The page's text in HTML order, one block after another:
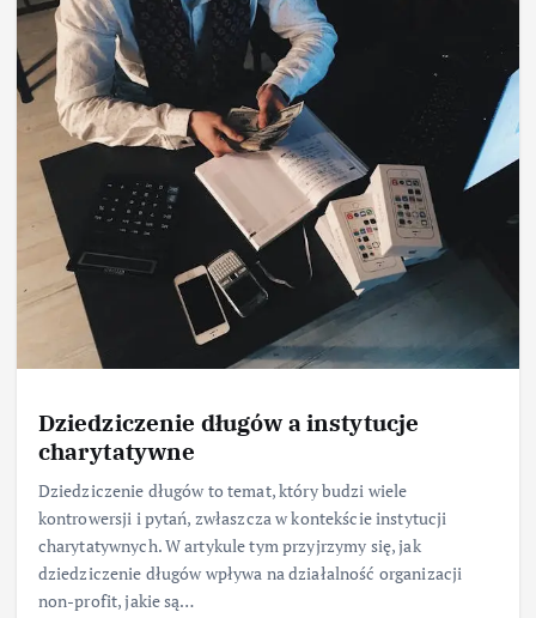
Dziedziczenie długów a instytucje
charytatywne
Dziedziczenie długów to temat, który budzi wiele
kontrowersji i pytań, zwłaszcza w kontekście instytucji
charytatywnych. W artykule tym przyjrzymy się, jak
dziedziczenie długów wpływa na działalność organizacji
non-profit, jakie są…